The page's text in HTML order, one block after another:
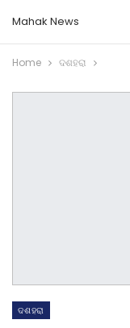
Mahak News
Home ଦଶହରା
ଦଶହରା